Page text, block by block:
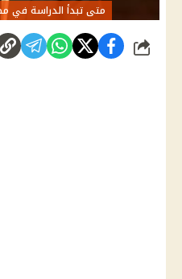
متى تبدأ الدراسة في
شارك